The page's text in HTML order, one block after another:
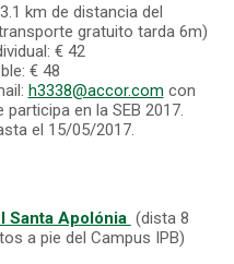
km de distancia del
gratuito tarda 6m)
€ 42
€ 48
h3338@accor.com con
en la SEB 2017.
el 15/05/2017.
Santa Apolónia (dista 8
a pie del Campus IPB)